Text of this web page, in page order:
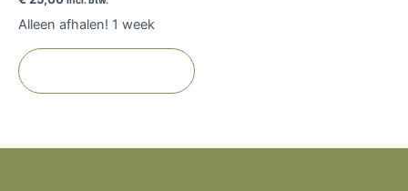
uit
5
Alleen afhalen! 1 week